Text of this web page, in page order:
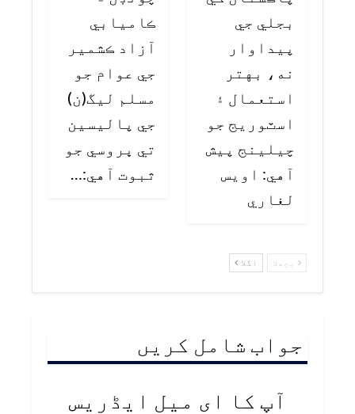
بجلي جي
پيداوار
نه، بهتر
استعمال ۽
اسٽوريج جو
چيلينج پيش
آهي: اويس
لغاري
ڪاميابي
آزاد ڪشمير
جي عوام جو
مسلم ليگ(ن)
جي پاليسين
تي ڀروسي جو
ثبوت آهي:…
پچھلا اگلا
جواب شامل کریں
آپ کا ای میل ایڈریس